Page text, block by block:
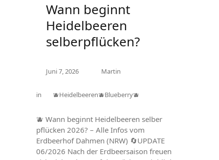
Wann beginnt
Heidelbeeren
selberpflücken?
Juni 7, 2026 Martin
in 🫐Heidelbeeren🫐Blueberry🫐
🫐 Wann beginnt Heidelbeeren selber
pflücken 2026? – Alle Infos vom
Erdbeerhof Dahmen (NRW) 🔄UPDATE
06/2026 Nach der Erdbeersaison freuen